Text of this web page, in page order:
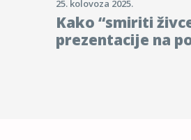
25. kolovoza 2025.
Kako “smiriti
prezentacije na